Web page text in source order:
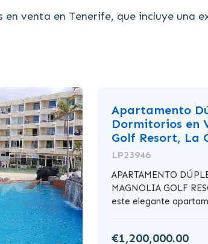
venta en Tenerife, que incluye una
Apartamento
Dormitorios en
Golf Resort, La
LP23946
APARTAMENTO
MAGNOLIA GOLF
este elegante
€1,200,000.00